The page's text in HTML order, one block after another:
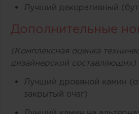
Лучший декоративный
Дополнительные
(Комплексная оценка
дизайнерской составляющих)
Лучший дровяной камин
закрытый очаг)